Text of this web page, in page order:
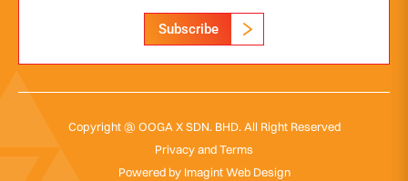
Subscribe
Copyright @ OOGA X SDN. BHD. All Right Reserved
Privacy and Terms
Powered by Imagint Web Design